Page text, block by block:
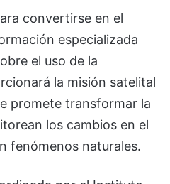
convertirse en el
especializada
el uso de la
la misión satelital
promete transformar la
los cambios en el
fenómenos naturales.